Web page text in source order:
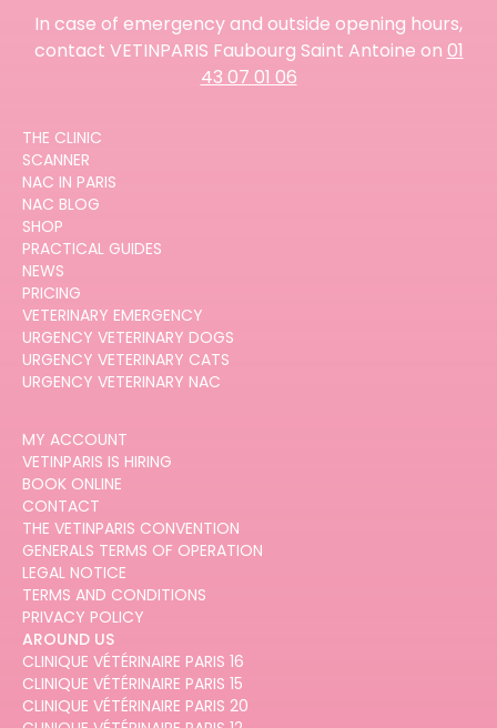
In case of emergency and outside opening hours,
contact VETINPARIS Faubourg Saint Antoine on 01
43 07 01 06
THE CLINIC
SCANNER
NAC IN PARIS
NAC BLOG
SHOP
PRACTICAL GUIDES
NEWS
PRICING
VETERINARY EMERGENCY
URGENCY VETERINARY DOGS
URGENCY VETERINARY CATS
URGENCY VETERINARY NAC
MY ACCOUNT
VETINPARIS IS HIRING
BOOK ONLINE
CONTACT
THE VETINPARIS CONVENTION
GENERALS TERMS OF OPERATION
LEGAL NOTICE
TERMS AND CONDITIONS
PRIVACY POLICY
AROUND US
CLINIQUE VÉTÉRINAIRE PARIS 16
CLINIQUE VÉTÉRINAIRE PARIS 15
CLINIQUE VÉTÉRINAIRE PARIS 20